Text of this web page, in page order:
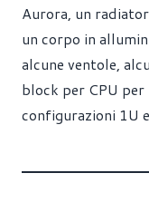
Aurora, un
un corpo in
alcune ventole,
block per CPU
configurazioni 1U